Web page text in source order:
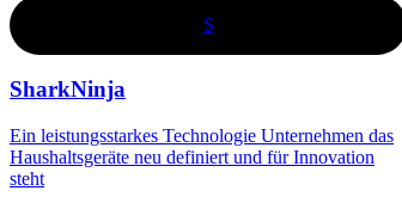
S
SharkNinja
Ein leistungsstarkes Technologie Unternehmen das
Haushaltsgeräte neu definiert und für Innovation
steht